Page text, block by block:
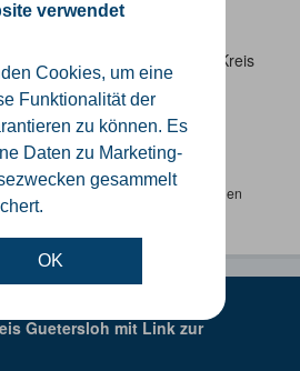
verwendet
Cookies, um eine
Funktionalität der
zu können. Es
Daten zu Marketing-
gesammelt
OK
der Verwaltungsgrenzen im Kreis
KML
Wenden Sie sich bitte an einen
guetersloh.de